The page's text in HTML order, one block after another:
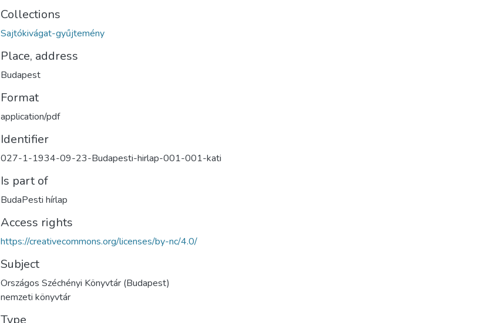
Collections
Sajtókivágat-gyűjtemény
Place, address
Budapest
Format
application/pdf
Identifier
027-1-1934-09-23-Budapesti-hirlap-001-001-kati
Is part of
BudaPesti hírlap
Access rights
https://creativecommons.org/licenses/by-nc/4.0/
Subject
Országos Széchényi Könyvtár (Budapest)
nemzeti könyvtár
Type